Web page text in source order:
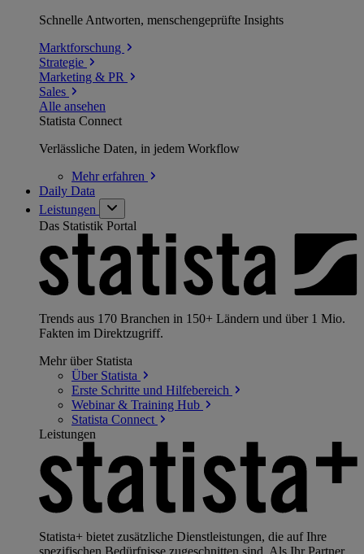
Schnelle Antworten, menschengeprüfte Insights
Marktforschung
Strategie
Marketing & PR
Sales
Alle ansehen
Statista Connect
Verlässliche Daten, in jedem Workflow
Mehrerfahren
Daily Data
Leistungen
Das Statistik Portal
Trends aus 170 Branchen in 150+ Ländern und über 1 Mio.
Fakten im Direktzugriff.
Mehr über Statista
Über Statista
Erste Schritte und Hilfebereich
Webinar & Training Hub
Statista Connect
Leistungen
Statista+ bietet zusätzliche Dienstleistungen, die auf Ihre
spezifischen Bedürfnisse zugeschnitten sind. Als Ihr Partner